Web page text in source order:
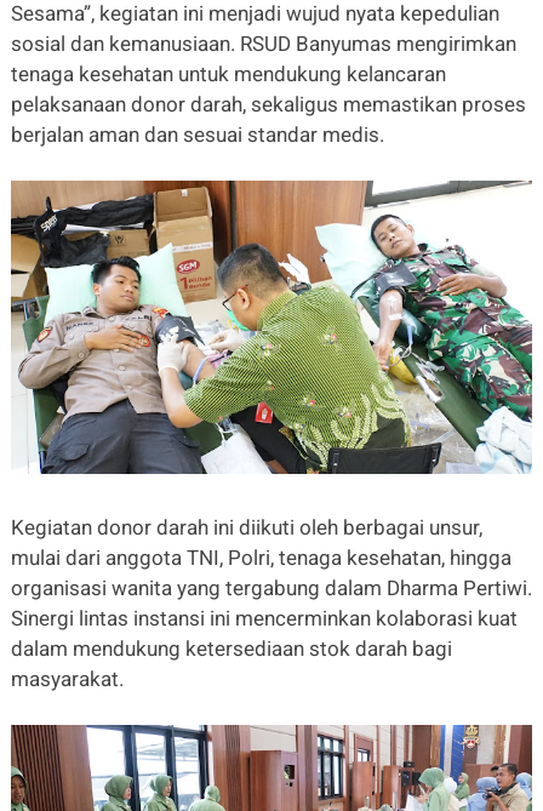
Sesama”, kegiatan ini menjadi wujud nyata kepedulian
sosial dan kemanusiaan. RSUD Banyumas mengirimkan
tenaga kesehatan untuk mendukung kelancaran
pelaksanaan donor darah, sekaligus memastikan proses
berjalan aman dan sesuai standar medis.
Kegiatan donor darah ini diikuti oleh berbagai unsur,
mulai dari anggota TNI, Polri, tenaga kesehatan, hingga
organisasi wanita yang tergabung dalam Dharma Pertiwi.
Sinergi lintas instansi ini mencerminkan kolaborasi kuat
dalam mendukung ketersediaan stok darah bagi
masyarakat.